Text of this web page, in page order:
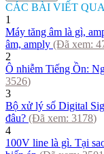
CÁC BÀI VIẾT
1
Máy tăng âm là gì,
âm, amply (Đã xem:
2
Ô nhiễm Tiếng Ồn:
3526)
3
​Bộ xử lý số Digital
đâu? (Đã xem: 3178)
4
100V line là gì. Tại